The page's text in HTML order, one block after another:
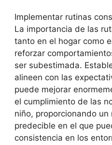
Implementar rutinas
La importancia de las
tanto en el hogar como
reforzar
ser subestimada.
alineen con las
puede mejorar
el cumplimiento de las
niño, proporcionando
predecible en el que
consistencia en los